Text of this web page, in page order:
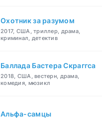
Охотник за разумом
2017, США, триллер, драма,
криминал, детектив
Баллада Бастера Скраггса
2018, США, вестерн, драма,
комедия, мюзикл
Альфа-самцы